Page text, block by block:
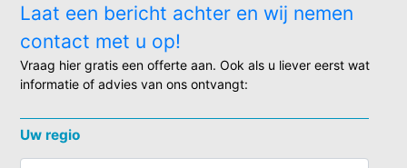
Laat een bericht achter en wij nemen
contact met u op!
Vraag hier gratis een offerte aan. Ook als u liever eerst wat
informatie of advies van ons ontvangt:
Uw regio